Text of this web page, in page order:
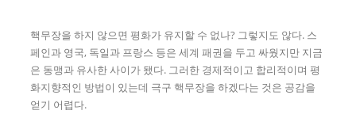
핵무장을 하지 않으면 평화가 유지할 수 없나? 그렇지도 않다. 스
페인과 영국, 독일과 프랑스 등은 세계 패권을 두고 싸웠지만 지금
은 동맹과 유사한 사이가 됐다. 그러한 경제적이고 합리적이며 평
화지향적인 방법이 있는데 극구 핵무장을 하겠다는 것은 공감을
얻기 어렵다.